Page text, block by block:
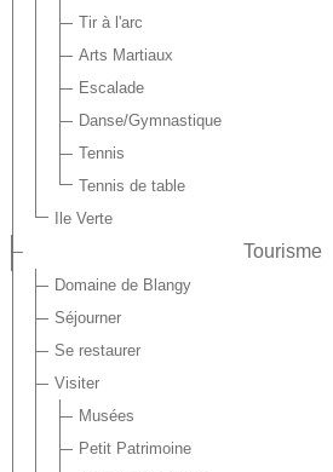
Tir à l'arc
Arts Martiaux
Escalade
Danse/Gymnastique
Tennis
Tennis de table
Ile Verte
Tourisme
Domaine de Blangy
Séjourner
Se restaurer
Visiter
Musées
Petit Patrimoine